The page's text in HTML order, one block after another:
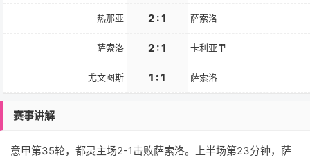
热那亚 2 : 1 萨索洛
萨索洛 2 : 1 卡利亚里
尤文图斯 1 : 1 萨索洛
赛事讲解
意甲第35轮，都灵主场2-1击败萨索洛。上半场第23分钟，萨